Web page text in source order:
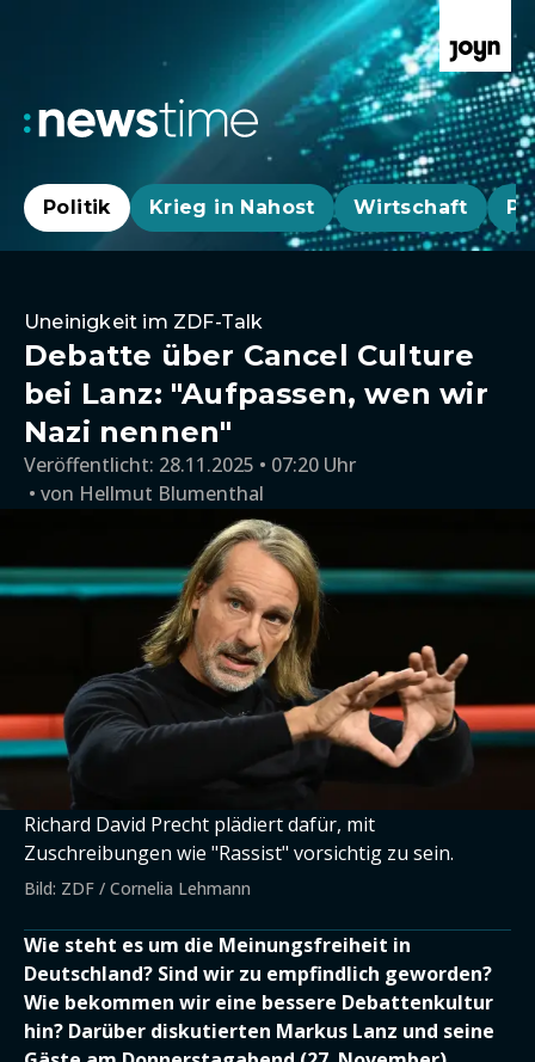
Politik Krieg in Nahost Wirtschaft
Uneinigkeit im ZDF-Talk
Debatte über Cancel Culture
bei Lanz: "Aufpassen, wen wir
Nazi nennen"
Veröffentlicht: 28.11.2025 • 07:20 Uhr
von Hellmut Blumenthal
Richard David Precht plädiert dafür, mit
Zuschreibungen wie "Rassist" vorsichtig zu sein.
Bild: ZDF / Cornelia Lehmann
Wie steht es um die Meinungsfreiheit in
Deutschland? Sind wir zu empfindlich geworden?
Wie bekommen wir eine bessere Debattenkultur
hin? Darüber diskutierten Markus Lanz und seine